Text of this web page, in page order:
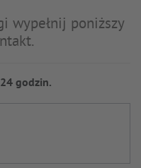
wypełnij poniższy
godzin.